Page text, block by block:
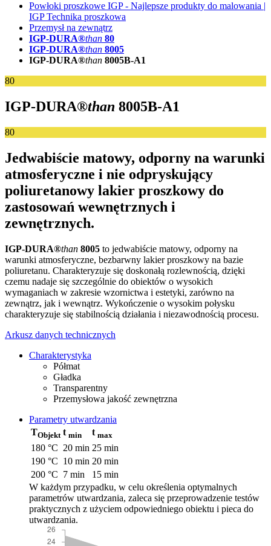
Powłoki proszkowe IGP - Najlepsze produkty do malowania |
IGP Technika proszkowa
Przemysł na zewnątrz
IGP-DURA®than 80
IGP-DURA®than 8005
IGP-DURA®than 8005B-A1
80
IGP-DURA®than 8005B-A1
80
Jedwabiście matowy, odporny na warunki
atmosferyczne i nie odpryskujący
poliuretanowy lakier proszkowy do
zastosowań wewnętrznych i
zewnętrznych.
IGP-DURA®than 8005 to jedwabiście matowy, odporny na
warunki atmosferyczne, bezbarwny lakier proszkowy na bazie
poliuretanu. Charakteryzuje się doskonałą rozlewnością, dzięki
czemu nadaje się szczególnie do obiektów o wysokich
wymaganiach w zakresie wzornictwa i estetyki, zarówno na
zewnątrz, jak i wewnątrz. Wykończenie o wysokim połysku
charakteryzuje się stabilnością działania i niezawodnością procesu.
Arkusz danych technicznych
Charakterystyka
Półmat
Gładka
Transparentny
Przemysłowa jakość zewnętrzna
Parametry utwardzania
TObjekt t min t max
180 °C 20 min 25 min
190 °C 10 min 20 min
200 °C 7 min
15 min
W każdym przypadku, w celu określenia optymalnych
parametrów utwardzania, zaleca się przeprowadzenie testów
praktycznych z użyciem odpowiedniego obiektu i pieca do
utwardzania.